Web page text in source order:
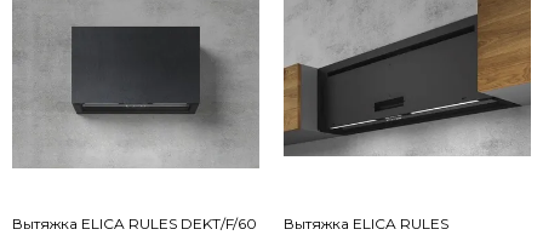
Вытяжка ELICA RULES DEKT/F/60
Вытяжка ELICA RULES